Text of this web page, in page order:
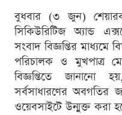
বুধবার (৩ জুন)
সিকিউরিটিজ অ্যান্ড
সংবাদ বিজ্ঞপ্তির মাধ্যমে
পরিচালক ও মুখপাত্র
বিজ্ঞপ্তিতে জানানো
সর্বসাধারণের অবগতির
ওয়েবসাইটে উন্মুক্ত করা